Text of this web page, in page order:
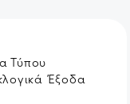
Τύπου
Έξοδα